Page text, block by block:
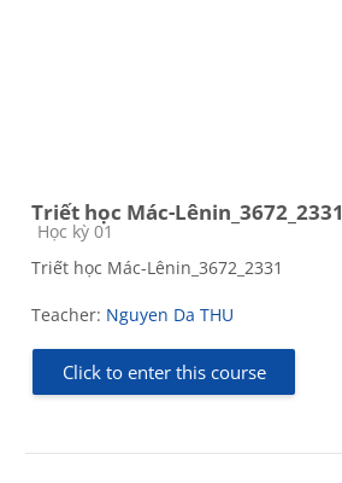
Triết học Mác-Lênin_3672_2331
Course category
Học kỳ 01
Triết học Mác-Lênin_3672_2331
Teacher: Nguyen Da THU
Click to enter this course